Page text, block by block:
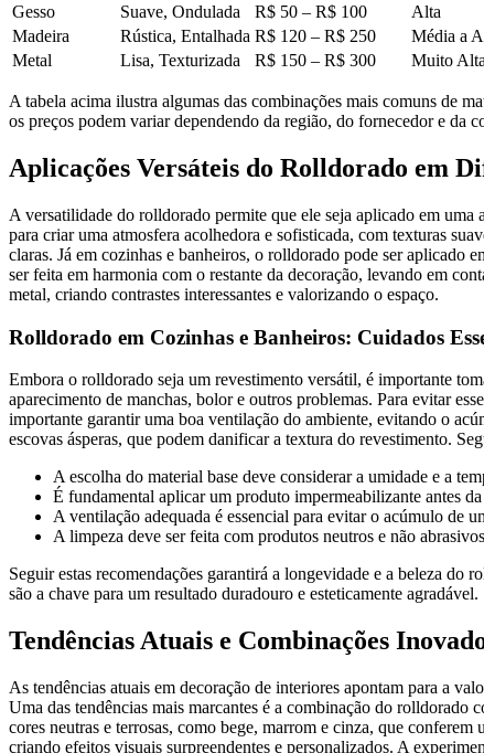
Gesso
Suave, Ondulada R$ 50 – R$ 100
Alta
Madeira
Rústica, Entalhada R$ 120 – R$ 250
Média a
Metal
Lisa, Texturizada R$ 150 – R$ 300 Muito Alta
A tabela acima ilustra algumas das combinações mais comuns de
os preços podem variar dependendo da região, do fornecedor e da
Aplicações Versáteis do Rolldorado em
A versatilidade do rolldorado permite que ele seja aplicado em uma
para criar uma atmosfera acolhedora e sofisticada, com texturas
claras. Já em cozinhas e banheiros, o rolldorado pode ser aplicado
ser feita em harmonia com o restante da decoração, levando em
metal, criando contrastes interessantes e valorizando o espaço.
Rolldorado em Cozinhas e Banheiros: Cuidados
Embora o rolldorado seja um revestimento versátil, é importante
aparecimento de manchas, bolor e outros problemas. Para evitar
importante garantir uma boa ventilação do ambiente, evitando o
escovas ásperas, que podem danificar a textura do revestimento.
A escolha do material base deve considerar a umidade e a
É fundamental aplicar um produto impermeabilizante antes
A ventilação adequada é essencial para evitar o acúmulo de
A limpeza deve ser feita com produtos neutros e não
Seguir estas recomendações garantirá a longevidade e a beleza do
são a chave para um resultado duradouro e esteticamente agradável.
Tendências Atuais e Combinações
As tendências atuais em decoração de interiores apontam para a
Uma das tendências mais marcantes é a combinação do rolldorado
cores neutras e terrosas, como bege, marrom e cinza, que
criando efeitos visuais surpreendentes e personalizados. A